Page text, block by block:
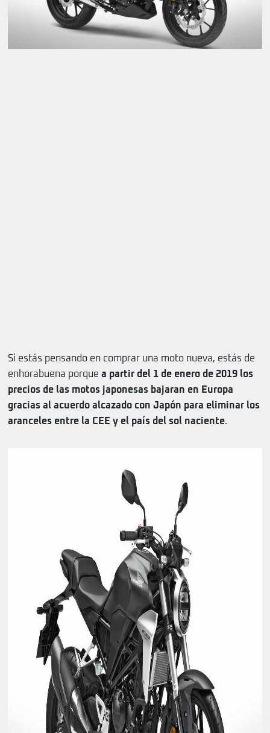
Si estás pensando en comprar una moto nueva, estás de
enhorabuena porque a partir del 1 de enero de 2019 los
precios de las motos japonesas bajaran en Europa
gracias al acuerdo alcazado con Japón para eliminar los
aranceles entre la CEE y el país del sol naciente.